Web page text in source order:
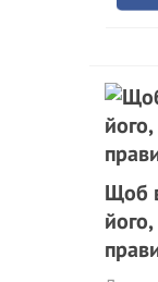
Щоб